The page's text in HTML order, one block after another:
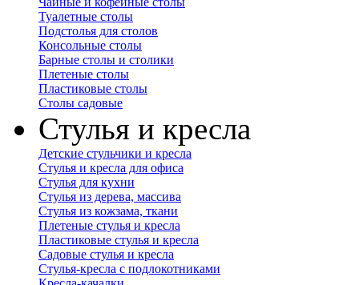
Туалетные столы
Подстолья для столов
Консольные столы
Барные столы и столики
Плетеные столы
Пластиковые столы
Столы садовые
Стулья и кресла
Детские стульчики и кресла
Стулья и кресла для офиса
Стулья для кухни
Стулья из дерева, массива
Стулья из кожзама, ткани
Плетеные стулья и кресла
Пластиковые стулья и кресла
Садовые стулья и кресла
Стулья-кресла с подлокотниками